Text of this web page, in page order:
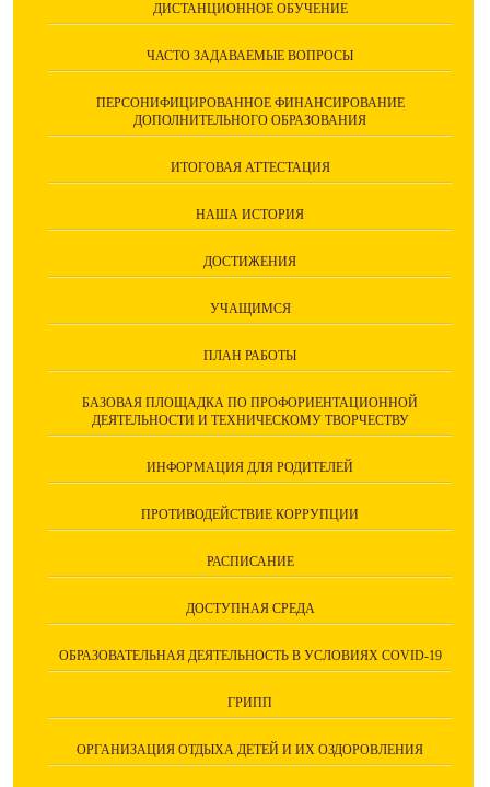
ДИСТАНЦИОННОЕ ОБУЧЕНИЕ
ЧАСТО ЗАДАВАЕМЫЕ ВОПРОСЫ
ПЕРСОНИФИЦИРОВАННОЕ ФИНАНСИРОВАНИЕ
ДОПОЛНИТЕЛЬНОГО ОБРАЗОВАНИЯ
ИТОГОВАЯ АТТЕСТАЦИЯ
НАША ИСТОРИЯ
ДОСТИЖЕНИЯ
УЧАЩИМСЯ
ПЛАН РАБОТЫ
БАЗОВАЯ ПЛОЩАДКА ПО ПРОФОРИЕНТАЦИОННОЙ
ДЕЯТЕЛЬНОСТИ И ТЕХНИЧЕСКОМУ ТВОРЧЕСТВУ
ИНФОРМАЦИЯ ДЛЯ РОДИТЕЛЕЙ
ПРОТИВОДЕЙСТВИЕ КОРРУПЦИИ
РАСПИСАНИЕ
ДОСТУПНАЯ СРЕДА
ОБРАЗОВАТЕЛЬНАЯ ДЕЯТЕЛЬНОСТЬ В УСЛОВИЯХ COVID-19
ГРИПП
ОРГАНИЗАЦИЯ ОТДЫХА ДЕТЕЙ И ИХ ОЗДОРОВЛЕНИЯ